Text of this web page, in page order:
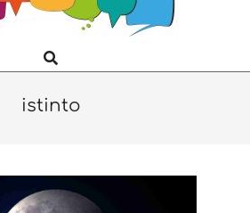
Search
istinto